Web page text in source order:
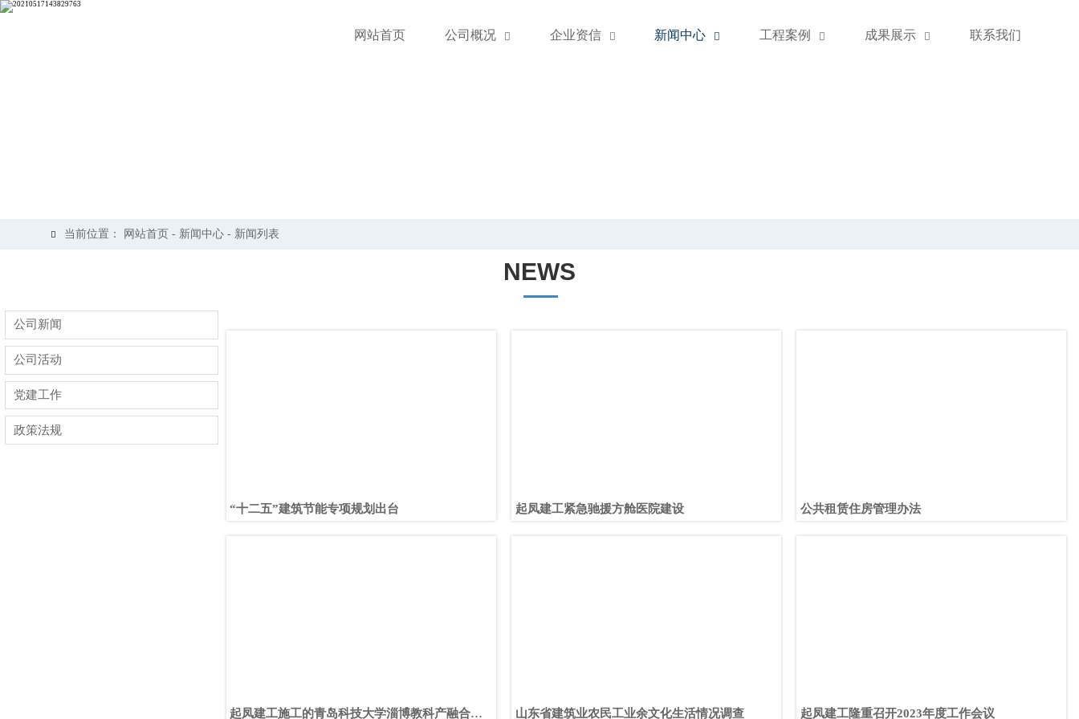
网站首页 公司概况  企业资信  新闻中心  工程案例  成果展示  联系我们
 当前位置： 网站首页 - 新闻中心- 新闻列表
NEWS
公司新闻
公司活动
党建工作
政策法规
“十二五”建筑节能专项规划出台 起凤建工紧急驰援方舱医院建设 公共租赁住房管理办法
起凤建工施工的青岛科技大学淄博教科产融合基 山东省建筑业农民工业余文化生活情况调查 起凤建工隆重召开2023年度工作会议